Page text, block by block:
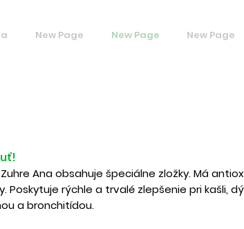
New Page New Page New Page
Ana obsahuje špeciálne zložky. Má
Poskytuje rýchle a trvalé zlepšenie pri kašli,
a bronchitídou.